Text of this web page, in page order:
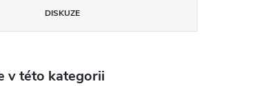
DISKUZE
v této kategorii